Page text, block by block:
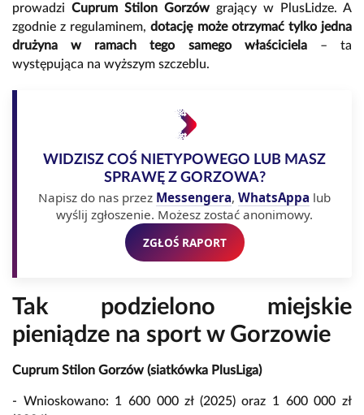
prowadzi Cuprum Stilon Gorzów grający w PlusLidze. A
zgodnie z regulaminem,dotację może otrzymać tylko jedna
drużyna w ramach tego samego właściciela– ta
występująca na wyższym szczeblu.
WIDZISZ COŚ NIETYPOWEGO LUB MASZ
SPRAWĘ Z GORZOWA?
Napisz do nas przez Messengera, WhatsAppa lub
wyślij zgłoszenie. Możesz zostać anonimowy.
ZGŁOŚ RAPORT
Tak podzielono miejskie
pieniądze na sport w Gorzowie
Cuprum Stilon Gorzów (siatkówka PlusLiga)
- Wnioskowano: 1 600 000 zł (2025) oraz 1 600 000 zł